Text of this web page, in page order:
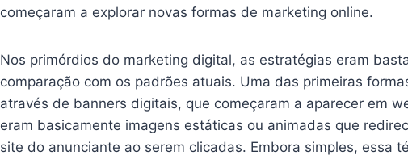
começaram a explorar novas formas de marketing online.
Nos primórdios do marketing digital, as estratégias eram
comparação com os padrões atuais. Uma das primeiras
através de banners digitais, que começaram a aparecer em
eram basicamente imagens estáticas ou animadas que
site do anunciante ao serem clicadas. Embora simples, essa